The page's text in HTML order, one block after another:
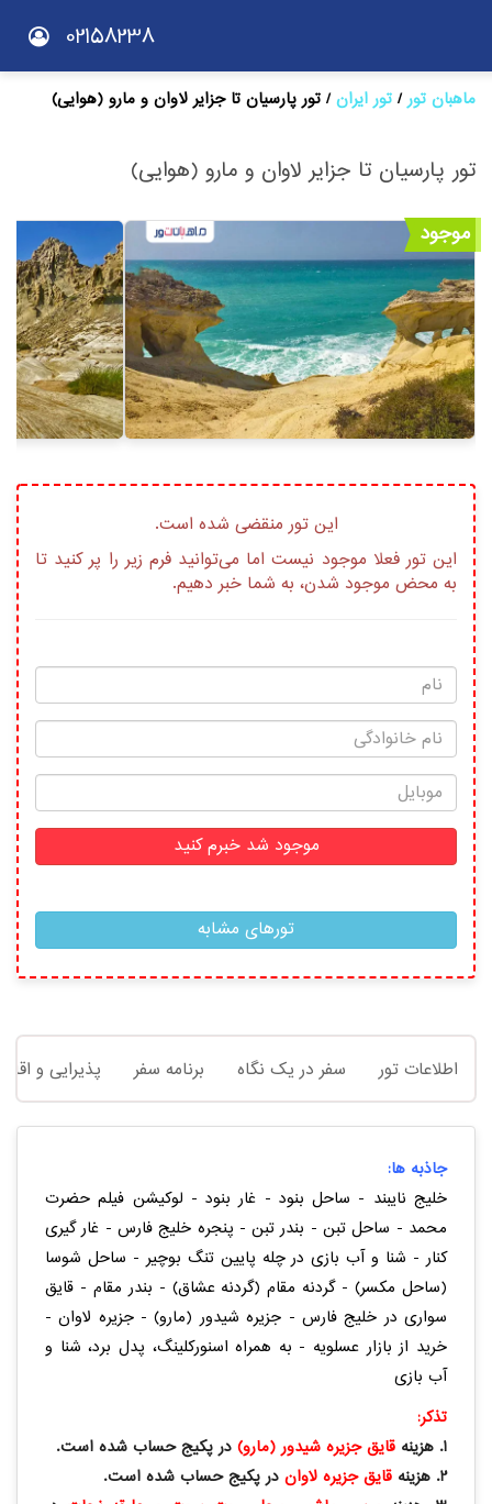
02158238
ماهبان تور تور ایران تور پارسیان تا جزایر لاوان و مارو (هوایی)
تور پارسیان تا جزایر لاوان و مارو (هوایی)
موجود
این تور منقضی شده است.
این تور فعلا موجود نیست اما می‌توانید فرم زیر را پر کنید تا
به محض موجود شدن، به شما خبر دهیم.
موجود شد خبرم کنید
تورهای مشابه
اطلاعات تور سفر در یک نگاه برنامه سفر پذیرایی و
جاذبه ها:
خلیج نایبند - ساحل بنود - غار بنود - لوکیشن فیلم حضرت
محمد - ساحل تبن - بندر تبن - پنجره خلیج فارس - غار گیری
کنار - شنا و آب بازی در چله پایین تنگ بوچیر - ساحل شوسا
(ساحل مکسر) - گردنه مقام (گردنه عشاق) - بندر مقام - قایق
سواری در خلیج فارس - جزیره شیدور (مارو) - جزیره لاوان -
خرید از بازار عسلویه - به همراه اسنورکلینگ، پدل برد، شنا و
آب بازی
تذکر:
1. هزینه
قایق جزیره شیدور (مارو) در پکیج حساب شده است.
2. هزینه
قایق جزیره لاوان در پکیج حساب شده است.